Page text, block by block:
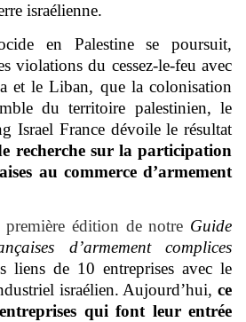
israélienne.
en Palestine se poursuit,
violations du cessez-le-feu avec
et le Liban, que la colonisation
du territoire palestinien, le
Israel France dévoile le résultat
recherche sur la participation
au commerce d’armement
édition de notre Guide
d’armement complices
liens de 10 entreprises avec le
israélien. Aujourd’hui, ce
qui font leur entrée